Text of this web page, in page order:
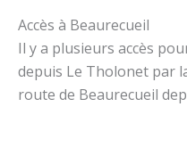
Accès à Beaurecueil
Il y a plusieurs accès
depuis Le Tholonet par
route de Beaurecueil